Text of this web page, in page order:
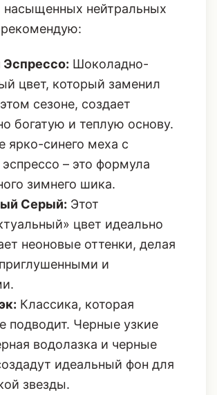
насыщенных нейтральных
Эспрессо: Шоколадно-
цвет, который заменил
сезоне, создает
богатую и теплую основу.
ярко-синего меха с
– это формула
зимнего шика.
Серый: Этот
цвет идеально
неоновые оттенки, делая
и
Классика, которая
подводит. Черные узкие
водолазка и черные
идеальный фон для
звезды.